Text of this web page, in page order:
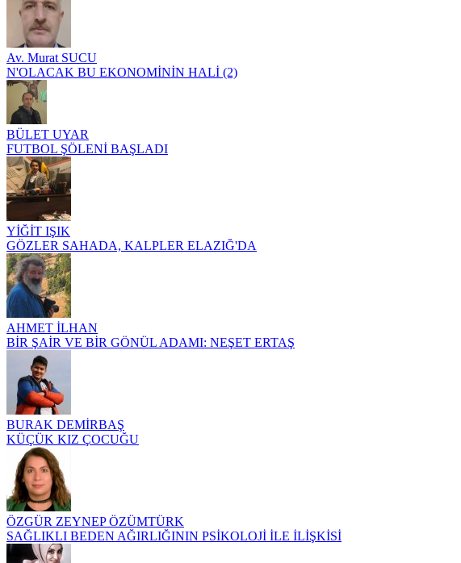
Av. Murat SUCU
N'OLACAK BU EKONOMİNİN HALİ (2)
BÜLET UYAR
FUTBOL ŞÖLENİ BAŞLADI
YİĞİT IŞIK
GÖZLER SAHADA, KALPLER ELAZIĞ'DA
AHMET İLHAN
BİR ŞAİR VE BİR GÖNÜL ADAMI: NEŞET ERTAŞ
BURAK DEMİRBAŞ
KÜÇÜK KIZ ÇOCUĞU
ÖZGÜR ZEYNEP ÖZÜMTÜRK
SAĞLIKLI BEDEN AĞIRLIĞININ PSİKOLOJİ İLE İLİŞKİSİ